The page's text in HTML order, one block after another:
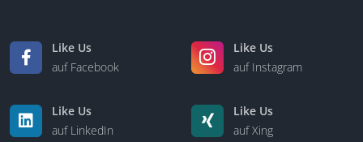
Like Us
auf Facebook
Like Us
auf Instagram
Like Us
auf LinkedIn
Like Us
auf Xing